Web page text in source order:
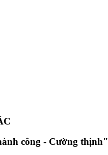
công - Cường thịnh"